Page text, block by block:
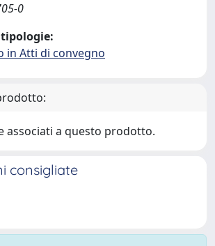
0
in Atti di convegno
associati a questo prodotto.
consigliate